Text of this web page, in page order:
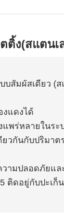
ติ้ง(สแตนเ
สัมผัสเดียว (ส
งแดงได้
พร่หลายในร
วกันกับปริมาต
วามปลอดภัยแ
ติดอยู่กับปะเก็